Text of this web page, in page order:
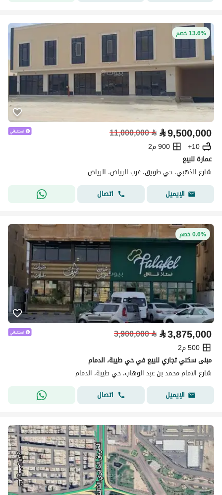
13.6% خصم
⃁9,500,000
⃁
11,000,000
10+
900 م2
عمارة للبيع
شارع الذهبي، حي طويق، غرب الرياض، الرياض
الإيميل
اتصال
0.6% خصم
⃁3,875,000
⃁
3,900,000
500 م2
مبنى سكني تجاري للبيع في حي طيبة، الدمام
شارع الامام محمد بن عبد الوهاب، حي طيبة، الدمام
الإيميل
اتصال